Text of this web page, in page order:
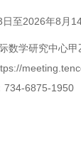
日至2026年8 月
数学研究中心甲
734-6875-